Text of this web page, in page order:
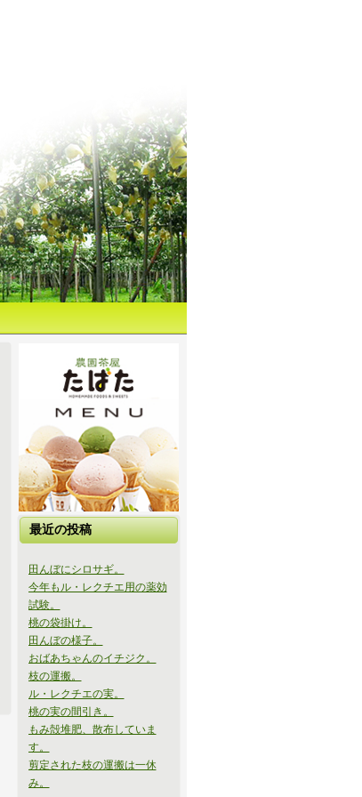
最近の投稿
田んぼにシロサギ。
今年もル・レクチエ用の薬効
試験。
桃の袋掛け。
田んぼの様子。
おばあちゃんのイチジク。
枝の運搬。
ル・レクチエの実。
桃の実の間引き。
もみ殻堆肥、散布していま
す。
剪定された枝の運搬は一休
み。